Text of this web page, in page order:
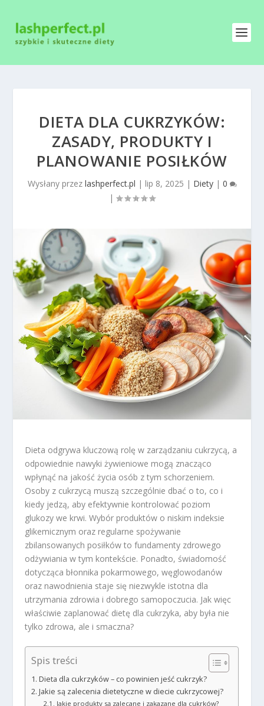
DIETA DLA CUKRZYKÓW:
ZASADY, PRODUKTY I
PLANOWANIE POSIŁKÓW
Wysłany przez lashperfect.pl | lip 8, 2025 | Diety| 0
|
Dieta odgrywa kluczową rolę w zarządzaniu cukrzycą, a
odpowiednie nawyki żywieniowe mogą znacząco
wpłynąć na jakość życia osób z tym schorzeniem.
Osoby z cukrzycą muszą szczególnie dbać o to, co i
kiedy jedzą, aby efektywnie kontrolować poziom
glukozy we krwi. Wybór produktów o niskim indeksie
glikemicznym oraz regularne spożywanie
zbilansowanych posiłków to fundamenty zdrowego
odżywiania w tym kontekście. Ponadto, świadomość
dotycząca błonnika pokarmowego, węglowodanów
oraz nawodnienia staje się niezwykle istotna dla
utrzymania zdrowia i dobrego samopoczucia. Jak więc
właściwie zaplanować dietę dla cukrzyka, aby była nie
tylko zdrowa, ale i smaczna?
Spis treści
Dieta dla cukrzyków – co powinien jeść cukrzyk?
Jakie są zalecenia dietetyczne w diecie cukrzycowej?
Jakie produkty są zalecane i zakazane dla cukrków?